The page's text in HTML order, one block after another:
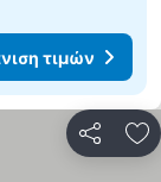
τιμών